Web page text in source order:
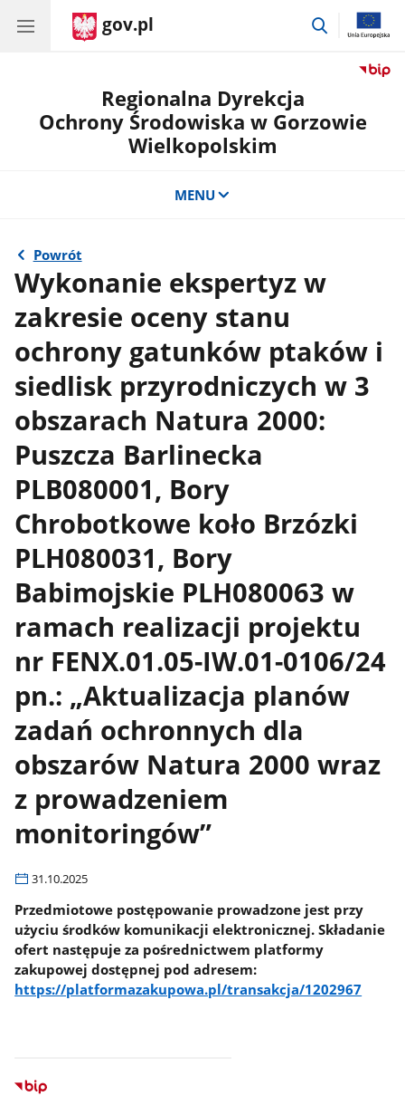
gov.pl
przejdź
Regionalna Dyrekcja
Ochrony Środowiska w Gorzowie
Wielkopolskim
MENU
Powrót
Wykonanie ekspertyz w
zakresie oceny stanu
ochrony gatunków ptaków i
siedlisk przyrodniczych w 3
obszarach Natura 2000:
Puszcza Barlinecka
PLB080001, Bory
Chrobotkowe koło Brzózki
PLH080031, Bory
Babimojskie PLH080063 w
ramach realizacji projektu
nr FENX.01.05-IW.01-0106/24
pn.: „Aktualizacja planów
zadań ochronnych dla
obszarów Natura 2000 wraz
z prowadzeniem
monitoringów”
31.10.2025
Przedmiotowe postępowanie prowadzone jest przy
użyciu środków komunikacji elektronicznej. Składanie
ofert następuje za pośrednictwem platformy
zakupowej dostępnej pod adresem:
https://platformazakupowa.pl/transakcja/1202967